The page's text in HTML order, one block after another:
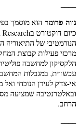
נווה פרומר הוא מוסמך
הנורמטיבי של התיאוריה
מרכזי פעילות קבוצת
הלקסיקון למחשבה
עכשווית, במגבלות
אי-צדק לעידן הנוכחי
ובאלטרנטיבה שמציעה
הרחב.